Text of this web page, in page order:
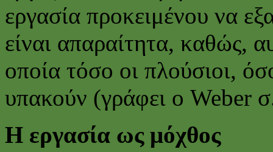
εργασία προκειμένου να
είναι απαραίτητα, καθώς,
οποία τόσο οι πλούσιοι,
υπακούν (γράφει ο Weber
Η εργασία ως μόχθος